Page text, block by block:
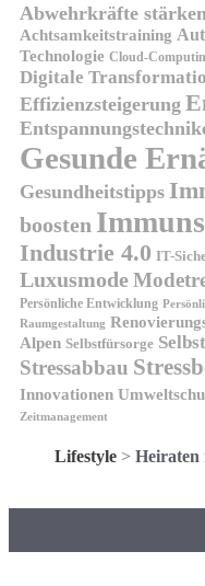
Abwehrkräfte stärken
Achtsamkeitstraining
Technologie Cloud-
Digitale
Effizienzsteigerung
Gesunde
Gesundheitstipps
boosten
Industrie 4.0 IT-
Luxusmode
Persönliche Entwicklung
Raumgestaltung
Alpen Selbstfürsorge
Stressabbau
Innovationen
Zeitmanagement
Lifestyle> Heiraten